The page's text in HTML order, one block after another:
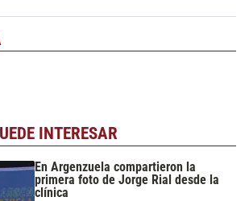
INTERESAR
En Argenzuela compartieron la
primera foto de Jorge Rial desde la
clínica